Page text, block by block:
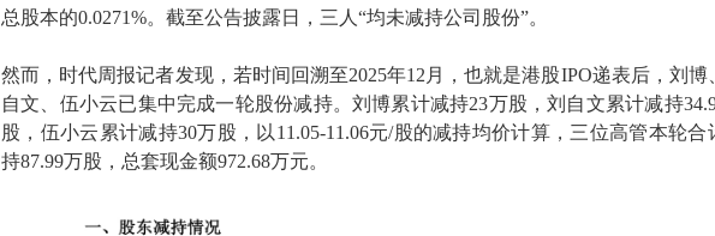
总股本的0.0271%。截至公告披露日，三人“均未减持公司股份”。
然而，时代周报记者发现，若时间回溯至2025年12月，也就是港股IPO递表后，刘博
自文、伍小云已集中完成一轮股份减持。刘博累计减持23万股，刘自文累计减持
股，伍小云累计减持30万股，以11.05-11.06元/股的减持均价计算，三位高管本轮合
持87.99万股，总套现金额972.68万元。